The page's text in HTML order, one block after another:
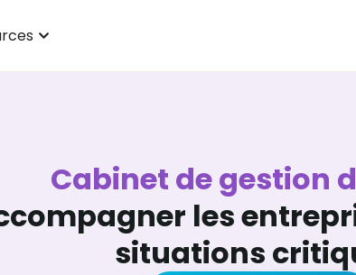
Cabinet de gestion
les
situations